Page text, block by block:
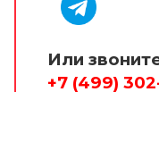
Или
+7 (499)